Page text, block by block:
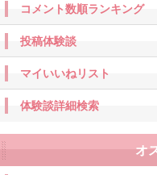
コメント数順ランキング
投稿体験談
マイいいねリスト
体験談詳細検索
オ